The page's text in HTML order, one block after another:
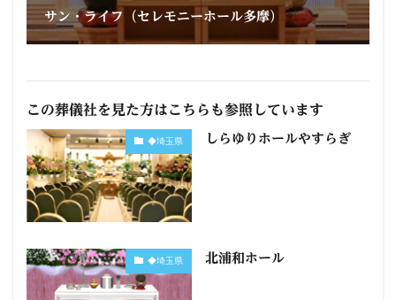
サン・ライフ（セレモニーホール多摩）
この葬儀社を見た方はこちらも参照しています
◆埼玉県 しらゆりホールやすらぎ
◆埼玉県 北浦和ホール